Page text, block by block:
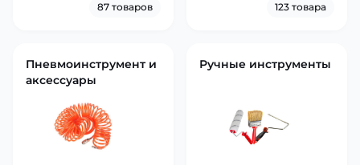
87 товаров 123 товара
Пневмоинструмент и
аксессуары
Ручные инструменты